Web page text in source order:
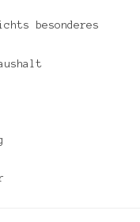
besonderes